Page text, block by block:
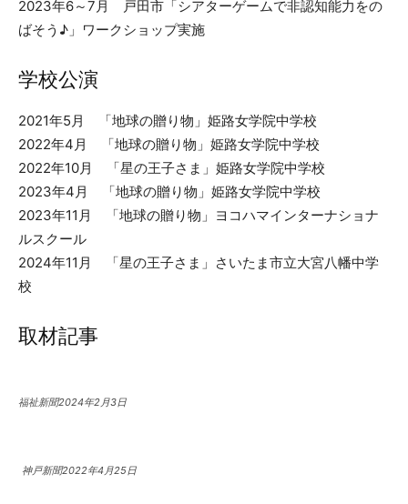
2023年6～7月 戸田市「シアターゲームで非認知能力をの
ばそう♪」ワークショップ実施
学校公演
2021年5月 「地球の贈り物」姫路女学院中学校
2022年4月 「地球の贈り物」姫路女学院中学校
2022年10月 「星の王子さま」姫路女学院中学校
2023年4月 「地球の贈り物」姫路女学院中学校
2023年11月 「地球の贈り物」ヨコハマインターナショナ
ルスクール
2024年11月 「星の王子さま」さいたま市立大宮八幡中学
校
取材記事
福祉新聞2024年2月3日
神戸新聞2022年4月25日